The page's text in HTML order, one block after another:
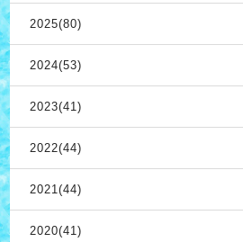
2025(80)
2024(53)
2023(41)
2022(44)
2021(44)
2020(41)